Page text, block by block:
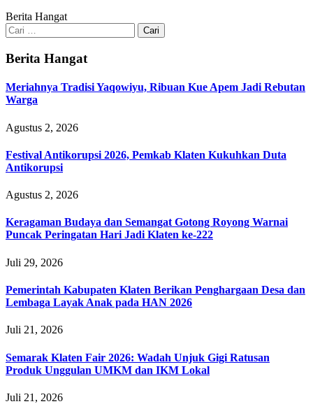
Berita Hangat
Cari
untuk:
Berita Hangat
Meriahnya Tradisi Yaqowiyu, Ribuan Kue Apem Jadi Rebutan
Warga
Agustus 2, 2026
Festival Antikorupsi 2026, Pemkab Klaten Kukuhkan Duta
Antikorupsi
Agustus 2, 2026
Keragaman Budaya dan Semangat Gotong Royong Warnai
Puncak Peringatan Hari Jadi Klaten ke-222
Juli 29, 2026
Pemerintah Kabupaten Klaten Berikan Penghargaan Desa dan
Lembaga Layak Anak pada HAN 2026
Juli 21, 2026
Semarak Klaten Fair 2026: Wadah Unjuk Gigi Ratusan
Produk Unggulan UMKM dan IKM Lokal
Juli 21, 2026